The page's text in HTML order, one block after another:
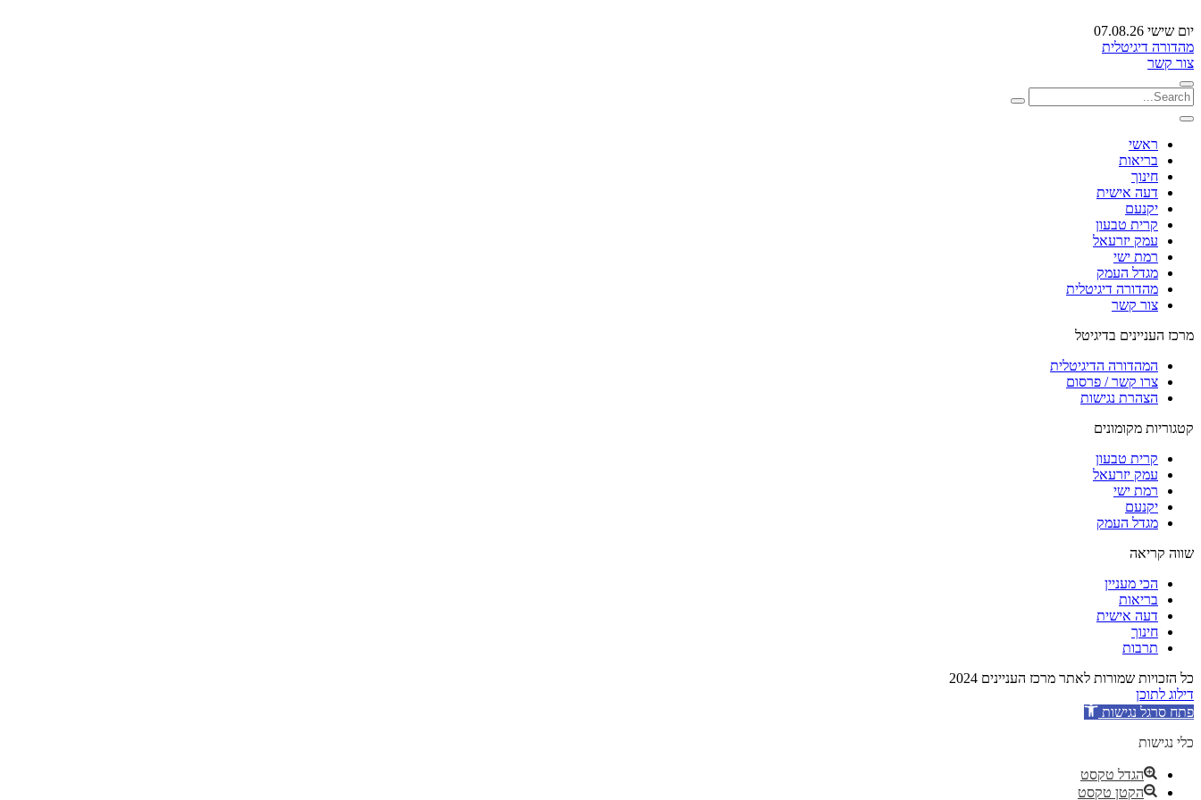
יום שישי 07.08.26
מהדורה דיגיטלית
צור קשר
ראשי
בריאות
חינוך
דעה אישית
יקנעם
קרית טבעון
עמק יזרעאל
רמת ישי
מגדל העמק
מהדורה דיגיטלית
צור קשר
מרכז העניינים בדיגיטל
המהדורה הדיגיטלית
צרו קשר / פרסום
הצהרת נגישות
קטגוריות מקומונים
קרית טבעון
עמק יזרעאל
רמת ישי
יקנעם
מגדל העמק
שווה קריאה
הכי מעניין
בריאות
דעה אישית
חינוך
תרבות
כל הזכויות שמורות לאתר מרכז העניינים 2024
דילוג לתוכן
פתח סרגל נגישות
כלי נגישות
הגדל טקסט
הקטן טקסט